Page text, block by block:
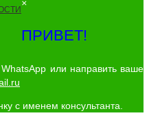
×
ПРИВЕТ!
или направить ваше
с именем консультанта.